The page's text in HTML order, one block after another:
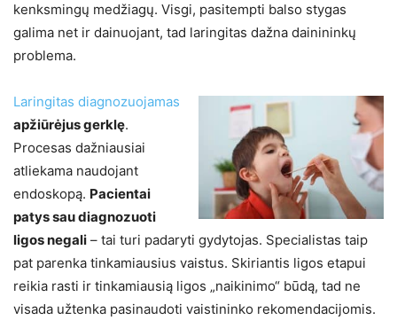
kenksmingų medžiagų. Visgi, pasitempti balso stygas
galima net ir dainuojant, tad laringitas dažna dainininkų
problema.
Laringitas diagnozuojamas
apžiūrėjus gerklę.
Procesas dažniausiai
atliekama naudojant
endoskopą. Pacientai
patys sau diagnozuoti
ligos negali – tai turi padaryti gydytojas. Specialistas taip
pat parenka tinkamiausius vaistus. Skiriantis ligos etapui
reikia rasti ir tinkamiausią ligos „naikinimo“ būdą, tad ne
visada užtenka pasinaudoti vaistininko rekomendacijomis.